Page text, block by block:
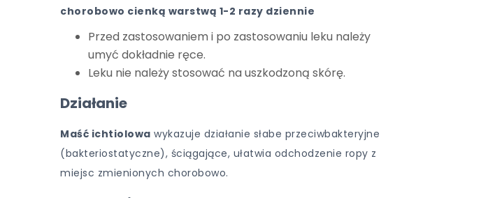
chorobowo cienką warstwą 1-2 razy dziennie
Przed zastosowaniem i po zastosowaniu leku należy
umyć dokładnie ręce.
Leku nie należy stosować na uszkodzoną skórę.
Działanie
Maść ichtiolowa wykazuje działanie słabe przeciwbakteryjne
(bakteriostatyczne), ściągające, ułatwia odchodzenie ropy z
miejsc zmienionych chorobowo.